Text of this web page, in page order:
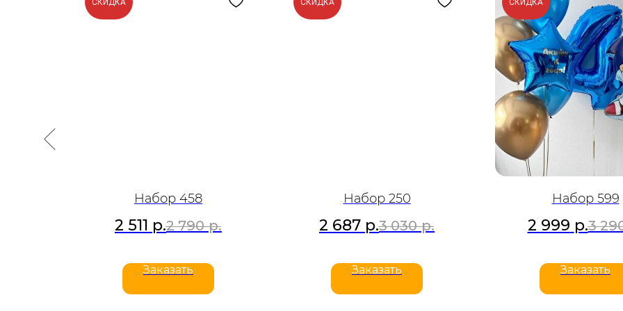
СКИДКА
Набор 458
2 511 р.2 790 р.
Заказать
СКИДКА
Набор 250
2 687 р.3 030 р.
Заказать
СКИДКА
Набор 599
2 999 р.3
Заказать